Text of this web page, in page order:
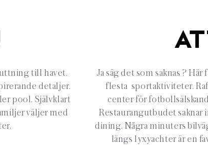
till havet.
detaljer.
pool. Självklart
väljer med
Ja säg det som saknas ?
flesta sportaktiviteter.
center för
Restaurangutbudet
dining. Några minuters
längs lyxyachter är en